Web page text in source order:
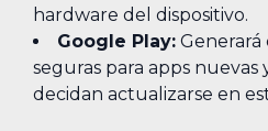
hardware del dispositivo.
Google Play: Generará
seguras para apps nuevas
decidan actualizarse en